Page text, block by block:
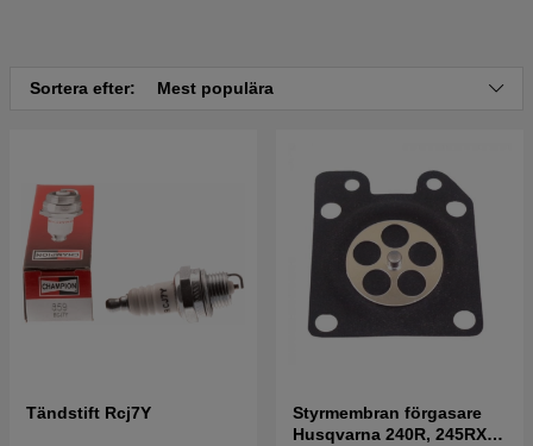
Sortera efter: Mest populära
Tändstift Rcj7Y
Styrmembran förgasare
Husqvarna 240R, 245RX,